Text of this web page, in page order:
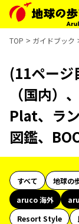
TOP ガイドブック
(11ページ
（国内）
Plat、ラ
図鑑、
すべて 地球の
aruco 海外
Resort Style